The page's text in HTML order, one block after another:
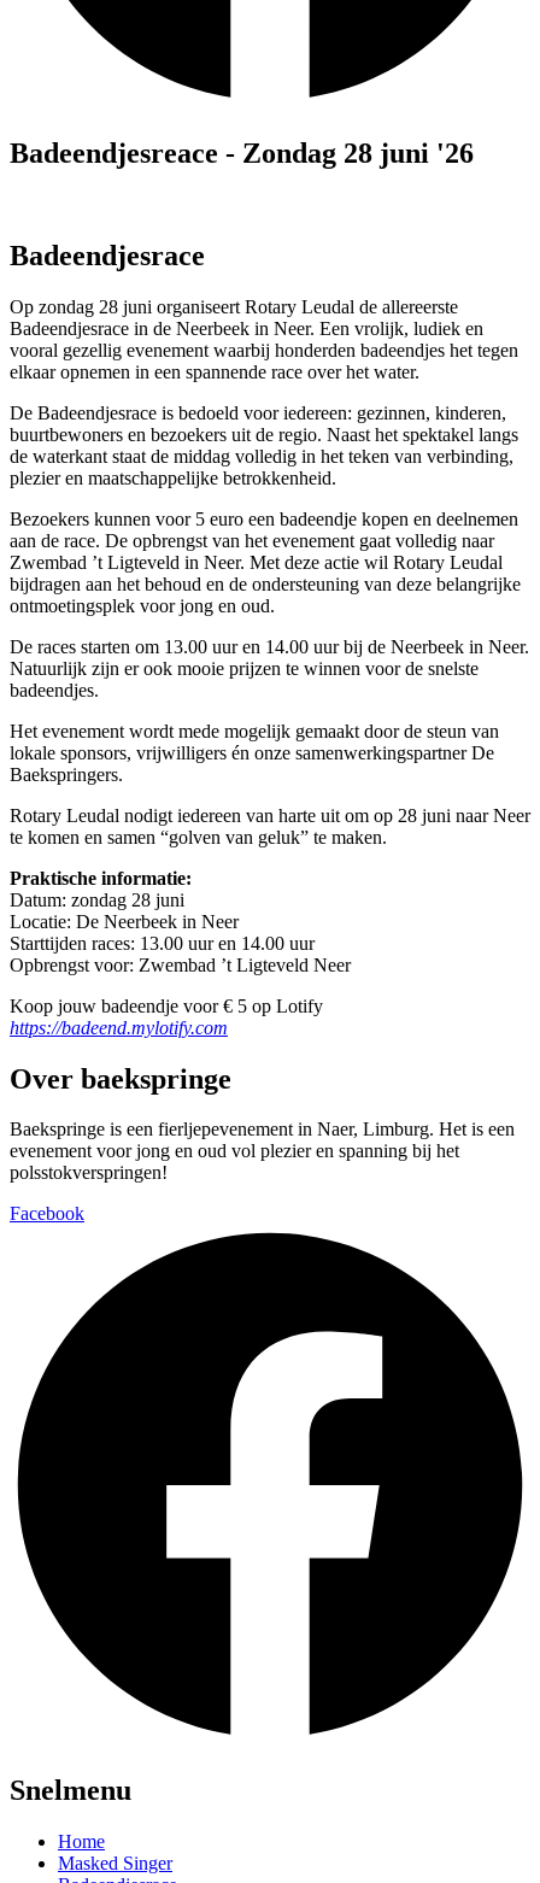
Badeendjesreace - Zondag 28 juni '26
Badeendjesrace
Op zondag 28 juni organiseert Rotary Leudal de allereerste
Badeendjesrace in de Neerbeek in Neer. Een vrolijk, ludiek en
vooral gezellig evenement waarbij honderden badeendjes het tegen
elkaar opnemen in een spannende race over het water.
De Badeendjesrace is bedoeld voor iedereen: gezinnen, kinderen,
buurtbewoners en bezoekers uit de regio. Naast het spektakel langs
de waterkant staat de middag volledig in het teken van verbinding,
plezier en maatschappelijke betrokkenheid.
Bezoekers kunnen voor 5 euro een badeendje kopen en deelnemen
aan de race. De opbrengst van het evenement gaat volledig naar
Zwembad ’t Ligteveld in Neer. Met deze actie wil Rotary Leudal
bijdragen aan het behoud en de ondersteuning van deze belangrijke
ontmoetingsplek voor jong en oud.
De races starten om 13.00 uur en 14.00 uur bij de Neerbeek in Neer.
Natuurlijk zijn er ook mooie prijzen te winnen voor de snelste
badeendjes.
Het evenement wordt mede mogelijk gemaakt door de steun van
lokale sponsors, vrijwilligers én onze samenwerkingspartner De
Baekspringers.
Rotary Leudal nodigt iedereen van harte uit om op 28 juni naar Neer
te komen en samen “golven van geluk” te maken.
Praktische informatie:
Datum: zondag 28 juni
Locatie: De Neerbeek in Neer
Starttijden races: 13.00 uur en 14.00 uur
Opbrengst voor: Zwembad ’t Ligteveld Neer
Koop jouw badeendje voor € 5 op Lotify
https://badeend.mylotify.com
Over baekspringe
Baekspringe is een fierljepevenement in Naer, Limburg. Het is een
evenement voor jong en oud vol plezier en spanning bij het
polsstokverspringen!
Facebook
Snelmenu
Home
Masked Singer